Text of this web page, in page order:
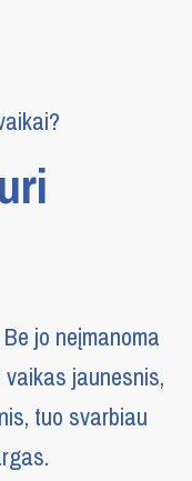
jo neįmanoma
jaunesnis,
tuo svarbiau